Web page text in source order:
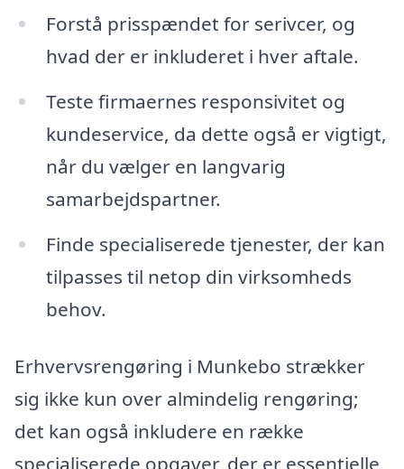
Forstå prisspændet for serivcer, og
hvad der er inkluderet i hver aftale.
Teste firmaernes responsivitet og
kundeservice, da dette også er vigtigt,
når du vælger en langvarig
samarbejdspartner.
Finde specialiserede tjenester, der kan
tilpasses til netop din virksomheds
behov.
Erhvervsrengøring i Munkebo strækker
sig ikke kun over almindelig rengøring;
det kan også inkludere en række
specialiserede opgaver, der er essentielle